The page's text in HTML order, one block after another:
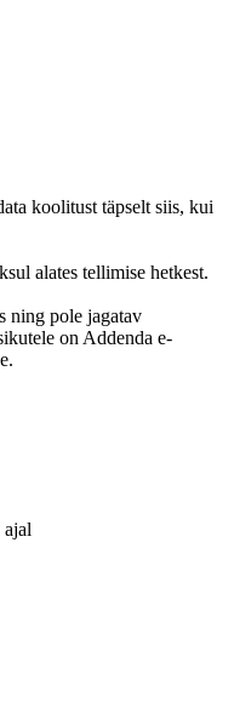
koolitust täpselt siis, kui
alates tellimise hetkest.
ning pole jagatav
on Addenda e-
ajal